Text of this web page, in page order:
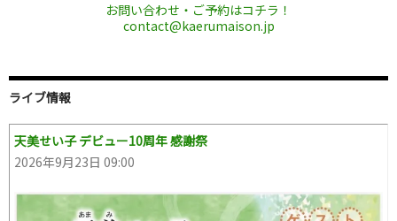
お問い合わせ・ご予約はコチラ！
contact@kaerumaison.jp
ライブ情報
天美せい子 デビュー10周年 感謝祭
2026年9月23日 09:00